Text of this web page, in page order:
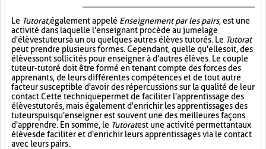
Le Tutorat, également appelé Enseignement par les pairs, est une
activité dans laquelle l'enseignant procède au jumelage
d'élèves tuteurs à un ou quelques autres élèves tutorés. Le Tutorat
peut prendre plusieurs formes. Cependant, quelle qu'elle soit, des
élèves sont sollicités pour enseigner à d'autres élèves. Le couple
tuteur-tutoré doit être formé en tenant compte des forces des
apprenants, de leurs différentes compétences et de tout autre
facteur susceptible d'avoir des répercussions sur la qualité de leur
contact. Cette technique permet de faciliter l'apprentissage des
élèves tutorés, mais également d'enrichir les apprentissages des
tuteurs puisqu'enseigner est souvent une des meilleures façons
d'apprendre. En somme, le Tutoratest une activité permettant aux
élèves de faciliter et d'enrichir leurs apprentissages via le contact
avec leurs pairs.